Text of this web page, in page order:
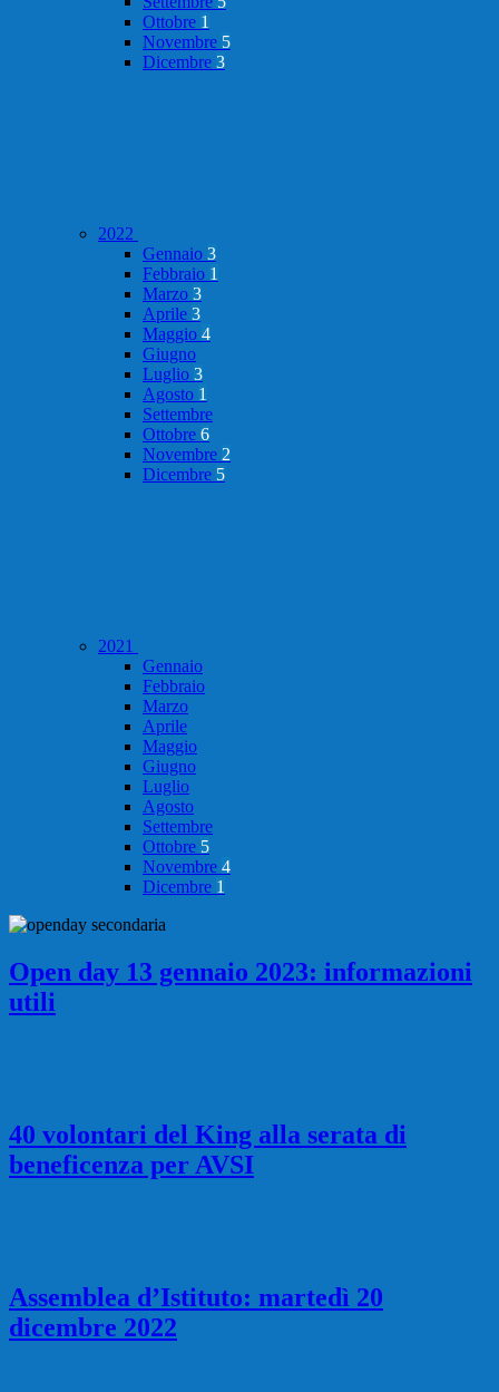
Ottobre 1
Novembre 5
Dicembre 3
2022
Gennaio 3
Febbraio 1
Marzo 3
Aprile 3
Maggio 4
Giugno
Luglio 3
Agosto 1
Settembre
Ottobre 6
Novembre 2
Dicembre 5
2021
Gennaio
Febbraio
Marzo
Aprile
Maggio
Giugno
Luglio
Agosto
Settembre
Ottobre 5
Novembre 4
Dicembre 1
Open day 13 gennaio 2023: informazioni
utili
40 volontari del King alla serata di
beneficenza per AVSI
Assemblea d’Istituto: martedì 20
dicembre 2022